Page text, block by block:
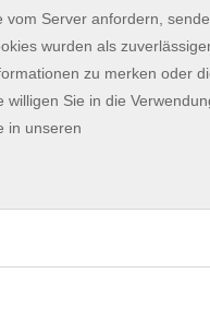
1
3
vom Server anfordern,
wurden als
zu merken oder
Sie in die
in unseren